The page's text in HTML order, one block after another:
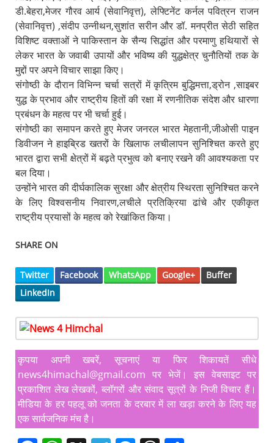
डी.बेहरा,मेजर गौरव आर्य (सेवानिवृत्त), लेफ्टिनेंट कर्नल पवित्रन राजन
(सेवानिवृत्त) ,संदीप उन्नीथन,सुशांत सरीन और डॉ. मनप्रीत सेठी सहित
विशिष्ट वक्ताओं ने पाकिस्तान के सैन्य सिद्धांत और परमाणु हथियारों से
लेकर भारत के जवाबी उपायों और भविष्य की युद्धक्षेत्र चुनौतियों तक के
मुद्दों पर अपने विचार साझा किए।
संगोष्ठी के दौरान विभिन्न चर्चा सत्रों में कृत्रिम बुद्धिमत्ता,ड्रोन ,साइबर
युद्ध के प्रभाव और राष्ट्रीय हितों की रक्षा में रणनीतिक संदेश और धारणा
प्रबंधन के महत्व पर भी चर्चा हुई।
संगोष्ठी का समापन करते हुए मेजर जनरल भारत मेहतानी,जीओसी पाइन
डिवीजन ने हाइब्रिड खतरों के खिलाफ लचीलापन सुनिश्चित करते हुए
भारत द्वारा सभी क्षेत्रों में बढ़ते प्रभुत्व को बनाए रखने की आवश्यकता पर
बल दिया।
उन्होंने भारत की दीर्घकालिक सुरक्षा और क्षेत्रीय स्थिरता सुनिश्चित करने
के लिए विश्वसनीय निवारण,लचीले प्रतिक्रिया ढांचे और एकीकृत
राष्ट्रीय प्रयासों के महत्व को रेखांकित किया।
SHARE ON
Twitter Facebook WhatsApp Google+
Buffer
LinkedIn
कृपया अपनी खबरें, सूचनाएं या फिर शिकायतें सीधे
news4himachal@gmail.com पर भेजें। इस वेबसाइट पर
प्रकाशित लेख लेखकों, ब्लॉगरों और संवाद सूत्रों के निजी विचार हैं।
मीडिया के हर पहलू को जनता के दरबार में ला खड़ा करने के लिए यह
एक सार्वजनिक मंच है।